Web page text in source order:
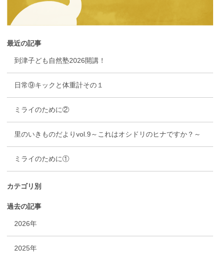
最近の記事
到津子ども自然塾2026開講！
日常⑨キックと体重計その１
ミライのために②
里のいきものだよりvol.9～これはオシドリのヒナですか？～
ミライのために①
カテゴリ別
過去の記事
2026年
2025年